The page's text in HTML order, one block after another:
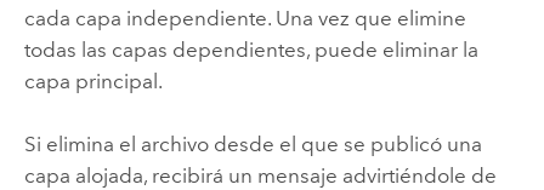
cada capa independiente. Una vez que elimine
todas las capas dependientes, puede eliminar la
capa principal.
Si elimina el archivo desde el que se publicó una
capa alojada, recibirá un mensaje advirtiéndole de